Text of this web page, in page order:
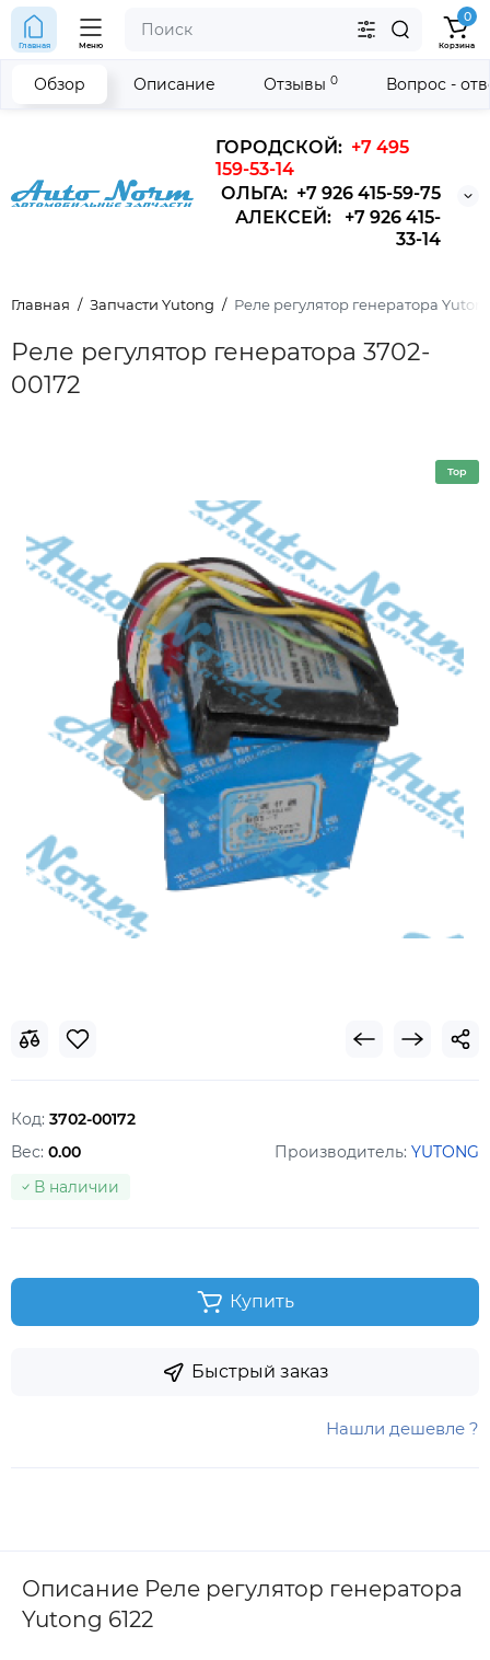
ГОРОДСКОЙ: +7 495
159-53-14
ОЛЬГА: +7 926 415-59-75
АЛЕКСЕЙ: +7 926 415-
33-14
Главная Меню
0
Корзина
Главная Запчасти Yutong Реле регулятор генератора
Реле регулятор генератора 3702-
00172
Обзор Описание Отзывы 0 Вопрос -
Top
Код: 3702-00172
Производитель: YUTONG
В наличии
Вес: 0.00
Купить
Быстрый заказ
Нашли дешевле ?
Описание Реле регулятор генератора
Yutong 6122